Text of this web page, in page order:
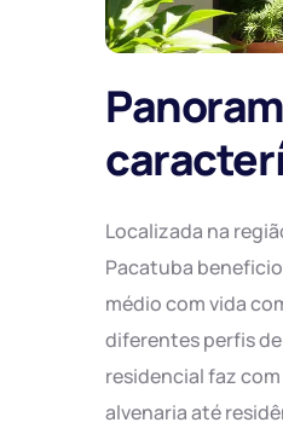
Localizada na
Pacatuba
médio com vida
diferentes perfis
residencial faz
alvenaria até